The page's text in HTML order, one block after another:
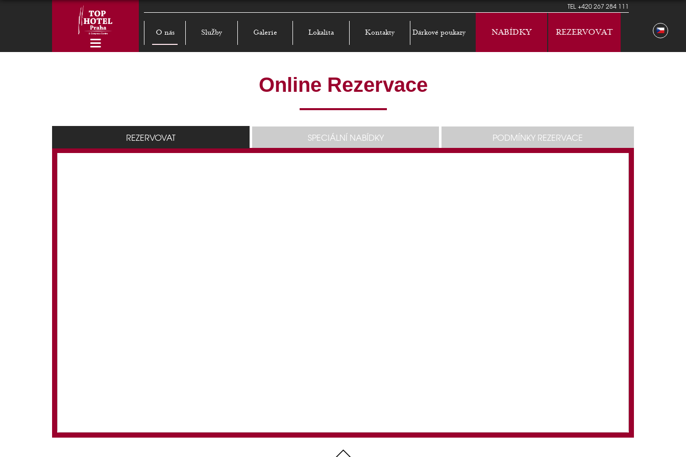
TEL+420 267 284 111
O nás Služby Galerie Lokalita Kontakty Dárkové poukazy NABÍDKY REZERVOVAT
Online Rezervace
REZERVOVAT SPECIÁLNÍ NABÍDKY PODMÍNKY REZERVACE